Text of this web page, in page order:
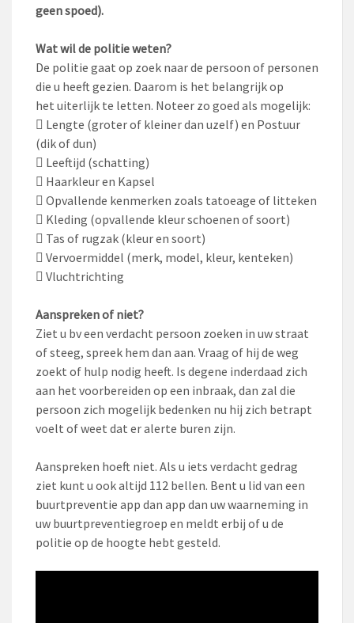
geen spoed).
Wat wil de politie weten?
De politie gaat op zoek naar de persoon of personen
die u heeft gezien. Daarom is het belangrijk op
het uiterlijk te letten. Noteer zo goed als mogelijk:
 Lengte (groter of kleiner dan uzelf) en Postuur
(dik of dun)
 Leeftijd (schatting)
 Haarkleur en Kapsel
 Opvallende kenmerken zoals tatoeage of litteken
 Kleding (opvallende kleur schoenen of soort)
 Tas of rugzak (kleur en soort)
 Vervoermiddel (merk, model, kleur, kenteken)
 Vluchtrichting
Aanspreken of niet?
Ziet u bv een verdacht persoon zoeken in uw straat
of steeg, spreek hem dan aan. Vraag of hij de weg
zoekt of hulp nodig heeft. Is degene inderdaad zich
aan het voorbereiden op een inbraak, dan zal die
persoon zich mogelijk bedenken nu hij zich betrapt
voelt of weet dat er alerte buren zijn.
Aanspreken hoeft niet. Als u iets verdacht gedrag
ziet kunt u ook altijd 112 bellen. Bent u lid van een
buurtpreventie app dan app dan uw waarneming in
uw buurtpreventiegroep en meldt erbij of u de
politie op de hoogte hebt gesteld.